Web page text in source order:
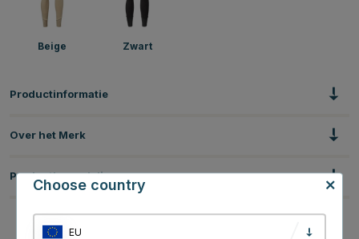
Beige Zwart
Productinformatie
Over het Merk
Productbeoordelingen
Choose country
EU